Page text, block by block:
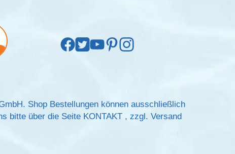
Shop Bestellungen können ausschließlich
bitte über die Seite KONTAKT, zzgl. Versand